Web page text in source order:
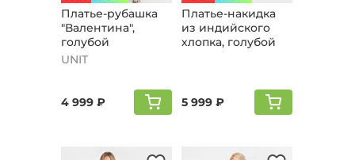
Платье-рубашка
"Валентина",
голубой
UNIT
4 999 ₽
Платье-накидка
из индийского
хлопка, голубой
5 999 ₽